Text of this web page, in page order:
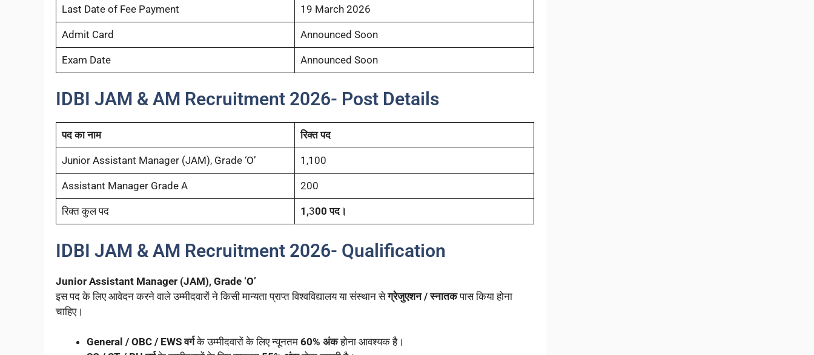
Last Date of Fee Payment 19 March 2026
Admit Card Announced Soon
Exam Date Announced Soon
IDBI JAM & AM Recruitment 2026- Post Details
पद का नाम रिक्त पद
Junior Assistant Manager (JAM), Grade ‘O’ 1,100
Assistant Manager Grade A 200
रिक्त कुल पद 1,300 पद।
IDBI JAM & AM Recruitment 2026- Qualification
Junior Assistant Manager (JAM), Grade ‘O’
इस पद के लिए आवेदन करने वाले उम्मीदवारों ने किसी मान्यता प्राप्त विश्वविद्यालय या संस्थान सेग्रेजुएशन / स्नातकपास किया होना
चाहिए।
General / OBC / EWS वर्गके उम्मीदवारों के लिए न्यूनतम 60% अंकहोना आवश्यक है।